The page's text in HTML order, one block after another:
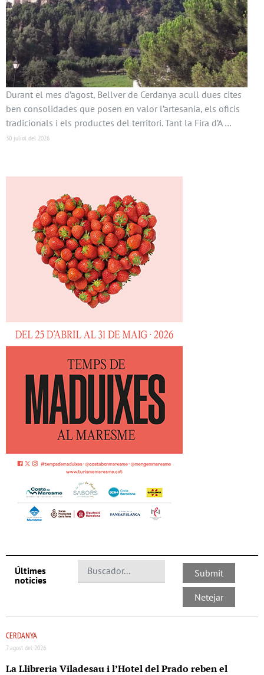
Durant el mes d’agost, Bellver de Cerdanya acull dues cites
ben consolidades que posen en valor l’artesania, els oficis
tradicionals i els productes del territori. Tant la Fira d’A …
30 juliol del 2026
Últimes
noticies
CERDANYA
7 agost del 2026
La Llibreria Viladesau i l’Hotel del Prado reben el